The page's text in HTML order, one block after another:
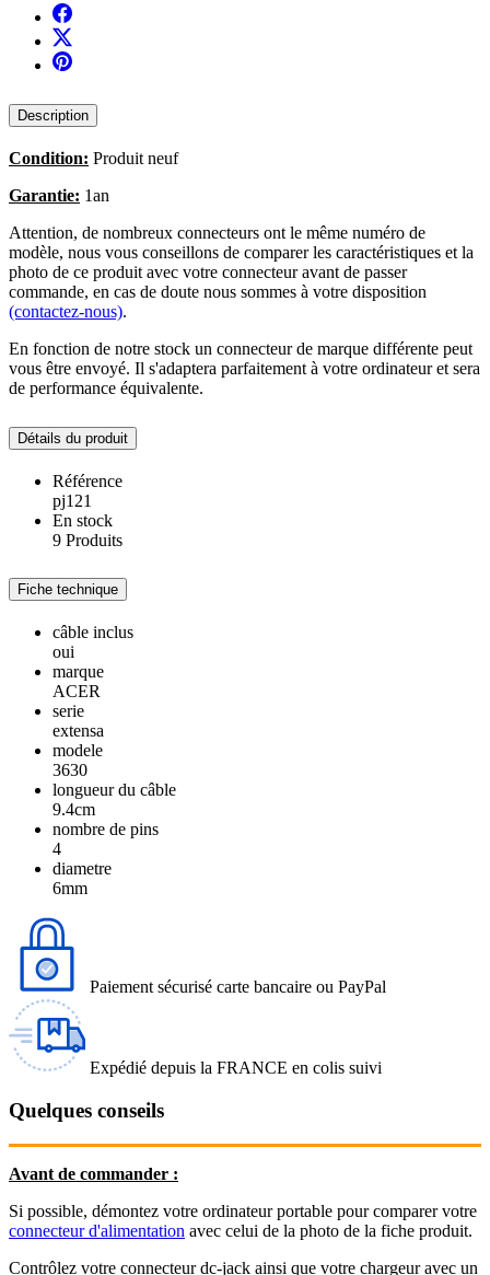
Description
Condition: Produit neuf
Garantie: 1an
Attention, de nombreux connecteurs ont le même numéro de
modèle, nous vous conseillons de comparer les caractéristiques et la
photo de ce produit avec votre connecteur avant de passer
commande, en cas de doute nous sommes à votre disposition
(contactez-nous).
En fonction de notre stock un connecteur de marque différente peut
vous être envoyé. Il s'adaptera parfaitement à votre ordinateur et sera
de performance équivalente.
Détails du produit
Référence
pj121
En stock
9 Produits
Fiche technique
câble inclus
oui
marque
ACER
serie
extensa
modele
3630
longueur du câble
9.4cm
nombre de pins
4
diametre
6mm
Paiement sécurisé carte bancaire ou PayPal
Expédié depuis la FRANCE en colis suivi
Quelques conseils
Avant de commander :
Si possible, démontez votre ordinateur portable pour comparer votre
connecteur d'alimentation avec celui de la photo de la fiche produit.
Contrôlez votre connecteur dc-jack ainsi que votre chargeur avec un